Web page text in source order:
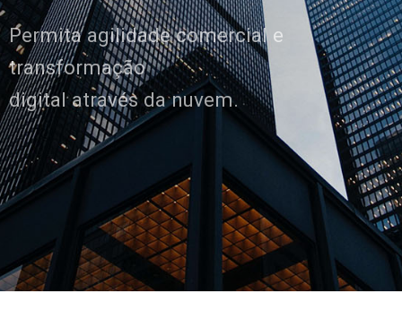
Permita agilidade comercial e
transformação
digital através da nuvem.